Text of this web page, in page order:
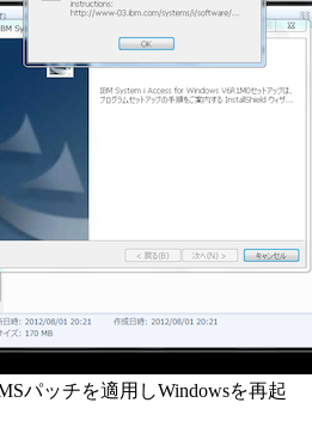
パッチを適用しWindowsを再起